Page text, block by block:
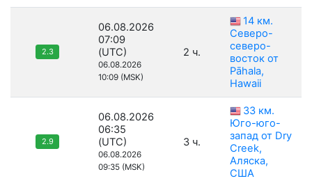
2.3
06.08.2026
07:09
(UTC)
06.08.2026
10:09 (MSK)
2 ч.
14 км.
Северо-
северо-
восток от
Pāhala,
Hawaii
2.9
06.08.2026
06:35
(UTC)
06.08.2026
09:35 (MSK)
3 ч.
33 км.
Юго-юго-
запад от Dry
Creek,
Аляска,
США